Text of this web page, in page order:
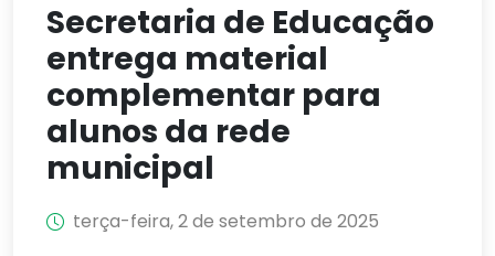
Secretaria de Educação
entrega material
complementar para
alunos da rede
municipal
terça-feira, 2 de setembro de 2025